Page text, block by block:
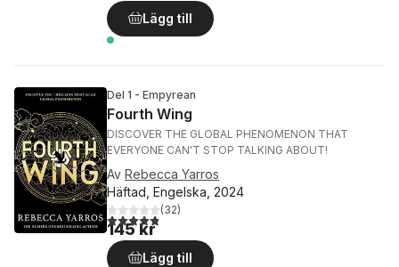
Lägg till
Del 1 - Empyrean
Fourth Wing
DISCOVER THE GLOBAL PHENOMENON THAT
EVERYONE CAN'T STOP TALKING ABOUT!
Av Rebecca Yarros
Häftad, Engelska, 2024
4,8utav 5 stjärnor. Totalt antal röster:
(32)
145 kr
Lägg till